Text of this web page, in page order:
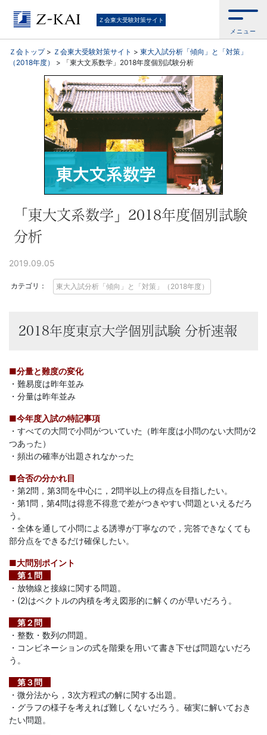
東
大
受
大
に
会
な
ら
で
は
の
「合
格
直
結
の
受
験
Ｚ会東大受験対策サイト
メニュー
Ｚ会トップ> Ｚ会東大受験対策サイト > 東大入試分析「傾向」と「対策」
（2018年度）
> 「東大文系数学」2018年度個別試験分析
「東大文系数学」2018年度個別試験
分析
2019.09.05
カテゴリ： 東大入試分析「傾向」と「対策」（2018年度）
2018年度東京大学個別試験 分析速報
■分量と難度の変化
・難易度は昨年並み
・分量は昨年並み
■今年度入試の特記事項
・すべての大問で小問がついていた（昨年度は小問のない大問が2
つあった）
・頻出の確率が出題されなかった
■合否の分かれ目
・第2問，第3問を中心に，2問半以上の得点を目指したい。
・第1問，第4問は得意不得意で差がつきやすい問題といえるだろ
う。
・全体を通して小問による誘導が丁寧なので，完答できなくても
部分点をできるだけ確保したい。
■大問別ポイント
第１問
・放物線と接線に関する問題。
・(2)はベクトルの内積を考え図形的に解くのが早いだろう。
第２問
・整数・数列の問題。
・コンビネーションの式を階乗を用いて書き下せば問題ないだろ
う。
第３問
・微分法から，3次方程式の解に関する出題。
・グラフの様子を考えれば難しくないだろう。確実に解いておき
たい問題。